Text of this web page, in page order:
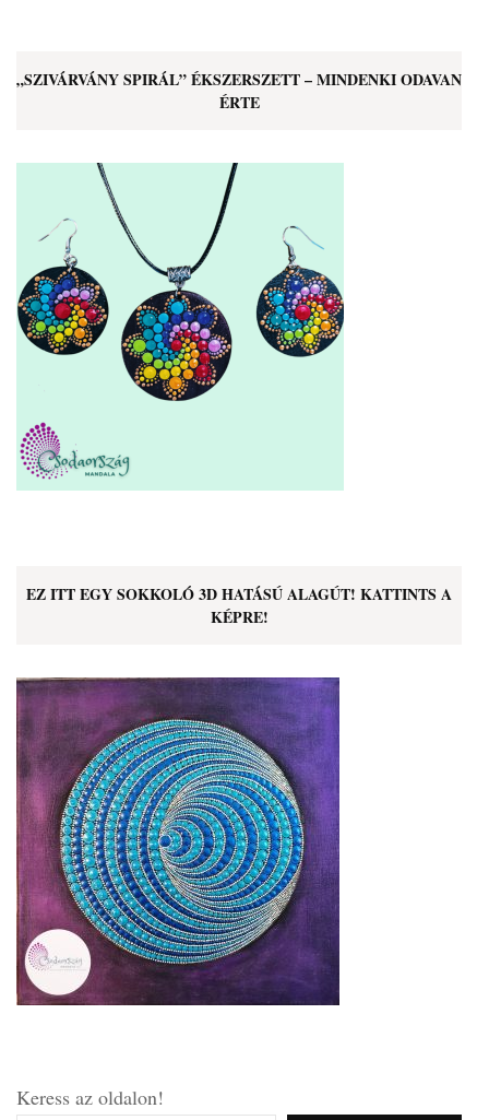
„SZIVÁRVÁNY SPIRÁL” ÉKSZERSZETT – MINDENKI ODAVAN
ÉRTE
EZ ITT EGY SOKKOLÓ 3D HATÁSÚ ALAGÚT! KATTINTS A
KÉPRE!
Keress az oldalon!